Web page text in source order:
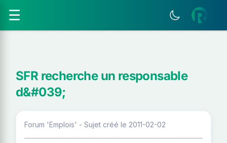
☰
SFR recherche un responsable
d&#039;
Forum 'Emplois' - Sujet créé le 2011-02-02